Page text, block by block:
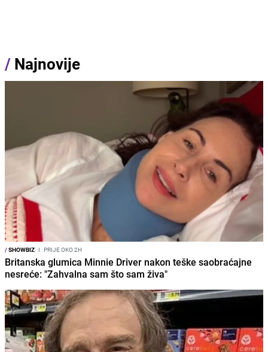
/ Najnovije
/SHOWBIZ I PRIJE OKO 2H
Britanska glumica Minnie Driver nakon teške saobraćajne
nesreće: "Zahvalna sam što sam živa"